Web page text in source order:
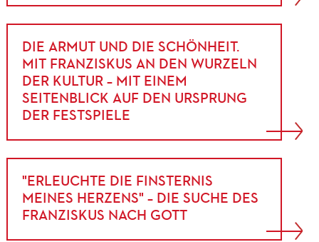
DIE ARMUT UND DIE SCHÖNHEIT.
MIT FRANZISKUS AN DEN WURZELN
DER KULTUR – MIT EINEM
SEITENBLICK AUF DEN URSPRUNG
DER FESTSPIELE
"ERLEUCHTE DIE FINSTERNIS
MEINES HERZENS" – DIE SUCHE DES
FRANZISKUS NACH GOTT